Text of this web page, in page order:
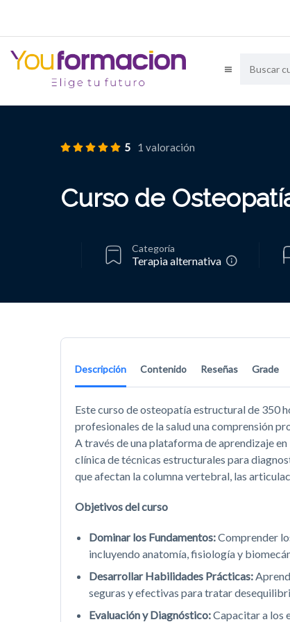
5 1 valoración
Curso de
Categoría
Terapia alternativa
Descripción Contenido Reseñas Grade
Este curso de osteopatía estructural de 350
profesionales de la salud una comprensión
A través de una plataforma de aprendizaje
clínica de técnicas estructurales para
que afectan la columna vertebral, las
Objetivos del curso
Dominar los Fundamentos:Comprender
incluyendo anatomía, fisiología y
Desarrollar Habilidades Prácticas:
seguras y efectivas para tratar
Evaluación y Diagnóstico:Capacitar a los